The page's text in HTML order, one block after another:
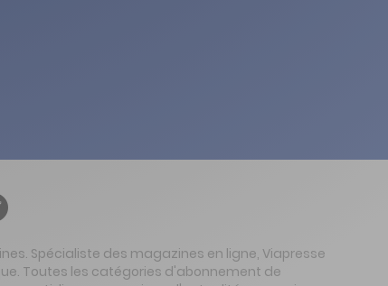
Spécialiste des magazines en ligne, Viapresse
Toutes les catégories d'abonnement de